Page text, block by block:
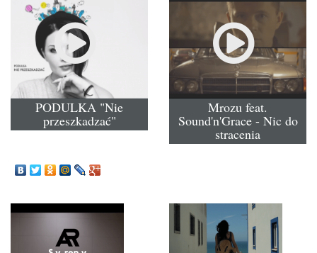
PODULKA "Nie
przeszkadzać"
Mrozu feat.
Sound'n'Grace - Nic do
stracenia